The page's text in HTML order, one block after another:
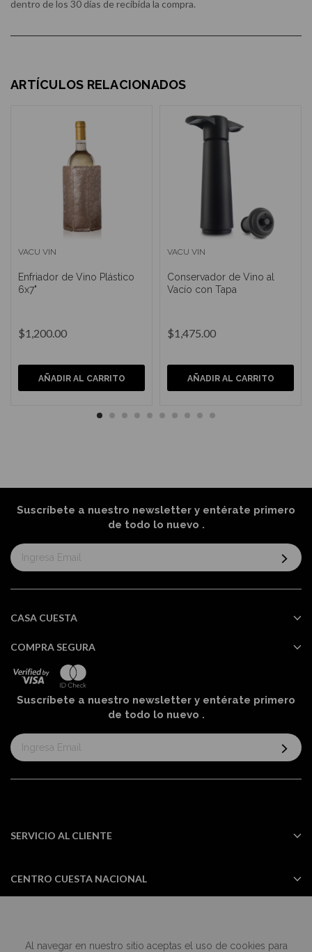
Al navegar en nuestro sitio aceptas el uso de cookies para
dentro de los 30 días de recibida la compra.
ARTÍCULOS RELACIONADOS
VACU VIN
Enfriador de Vino Plástico
6x7"
$1,200.00
AÑADIR AL CARRITO
VACU VIN
Conservador de Vino al
Vacío con Tapa
$1,475.00
AÑADIR AL CARRITO
Suscríbete a nuestro newsletter y entérate primero
de todo lo nuevo .
Suscríbase
al
informativo:
CASA CUESTA
COMPRA SEGURA
Suscríbete a nuestro newsletter y entérate primero
de todo lo nuevo .
Suscríbase
al
informativo:
SERVICIO AL CLIENTE
CENTRO CUESTA NACIONAL